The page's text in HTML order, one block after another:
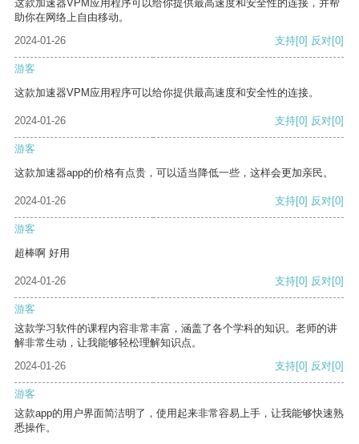
这款加速器VPM应用程序可以给你提供最高速度和安全性的连接，并帮
助你在网络上自由移动。
2024-01-26
支持[0] 反对[0]
游客
这款加速器VPM应用程序可以给你提供最高速度和安全性的连接。
2024-01-26 支持[0] 反对[0]
游客
这款加速器app的价格有点贵，可以适当降低一些，这样会更加亲民。
2024-01-26 支持[0] 反对[0]
游客
超棒啊 好用
2024-01-26 支持[0] 反对[0]
游客
这款学习软件的课程内容非常丰富，涵盖了各个学科的知识。老师的讲
解非常生动，让我能够轻松理解知识点。
2024-01-26
支持[0] 反对[0]
游客
这款app的用户界面简洁明了，使用起来非常容易上手，让我能够快速熟
悉操作。